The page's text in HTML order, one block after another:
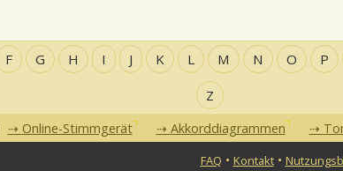
F G H I J K L M N O P
Z
Online-Stimmgerät Akkorddiagrammen
FAQ • Kontakt•